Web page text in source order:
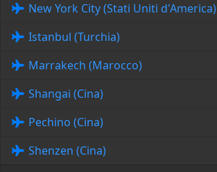
New York City (Stati Uniti d'America)
Istanbul (Turchia)
Marrakech (Marocco)
Shangai (Cina)
Pechino (Cina)
Shenzen (Cina)